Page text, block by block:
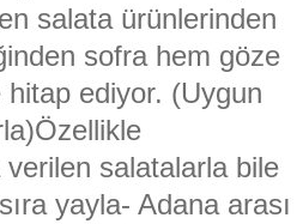
salata ürünlerinden
sofra hem göze
ediyor. (Uygun
verilen salatalarla bile
yayla- Adana arası